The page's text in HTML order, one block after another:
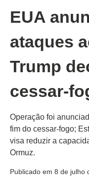
EUA
ataques
Trump
cessar-
Operação foi
fim do cessar-fogo;
visa reduzir a
Ormuz.
Publicado em 8 de julho